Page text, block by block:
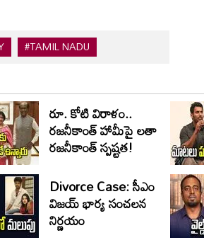
#TAMIL NADU
రూ. కోటి విరాళం..
రజనీకాంత్ హామీపై లతా
రజనీకాంత్ స్పష్టత!
Divorce Case: సీఎం
విజయ్ భార్య సంచలన
నిర్ణయం